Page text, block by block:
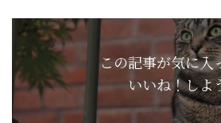
この記事が気に入
いいね！しよ